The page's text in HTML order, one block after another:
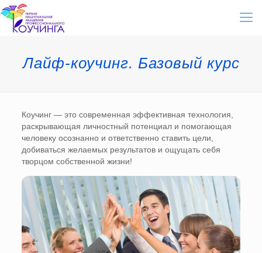
Лайф-коучинг. Базовый курс
Коучинг — это современная эффективная технология,
раскрывающая личностный потенциал и помогающая
человеку осознанно и ответственно ставить цели,
добиваться желаемых результатов и ощущать себя
творцом собственной жизни!